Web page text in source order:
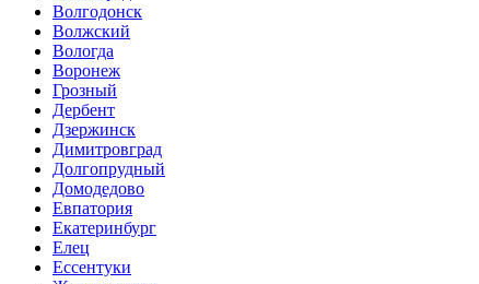
Волгодонск
Волжский
Вологда
Воронеж
Грозный
Дербент
Дзержинск
Димитровград
Долгопрудный
Домодедово
Евпатория
Екатеринбург
Елец
Ессентуки